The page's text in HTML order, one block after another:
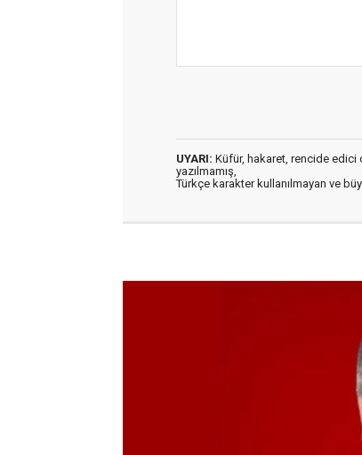
UYARI: Küfür, hakaret, rencide edici
yazılmamış,
Türkçe karakter kullanılmayan ve